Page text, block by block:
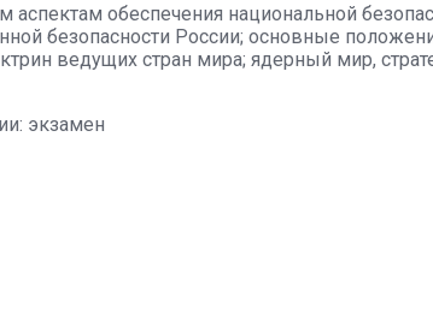
обеспечения национальной
безопасности России; основные
ведущих стран мира; ядерный мир,
экзамен